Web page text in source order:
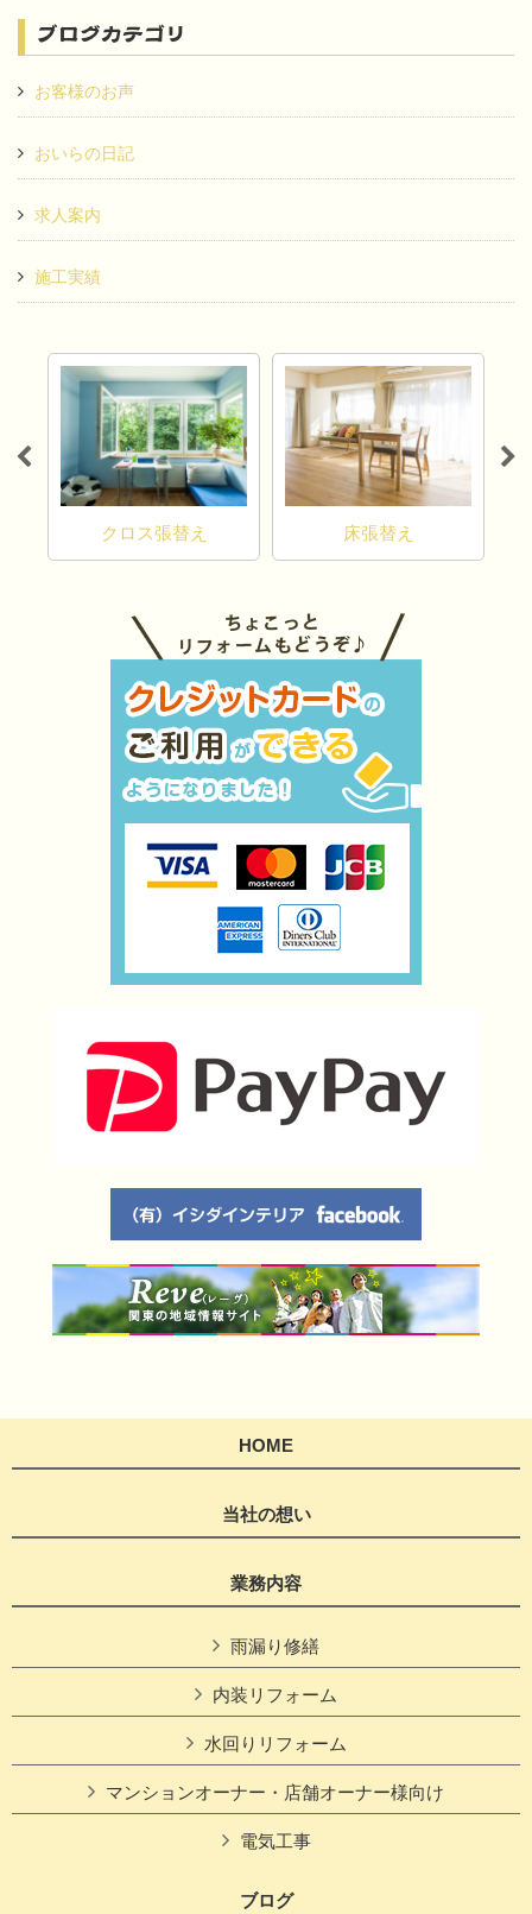
ブログカテゴリ
お客様のお声
おいらの日記
求人案内
施工実績
クロス張替え 床張替え
HOME
当社の想い
業務内容
雨漏り修繕
内装リフォーム
水回りリフォーム
マンションオーナー・店舗オーナー様向け
電気工事
ブログ